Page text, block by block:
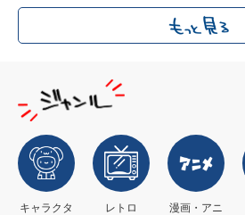
キャラクタ
レトロ
漫画・アニ